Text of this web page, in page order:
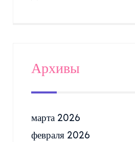
Архивы
марта 2026
февраля 2026